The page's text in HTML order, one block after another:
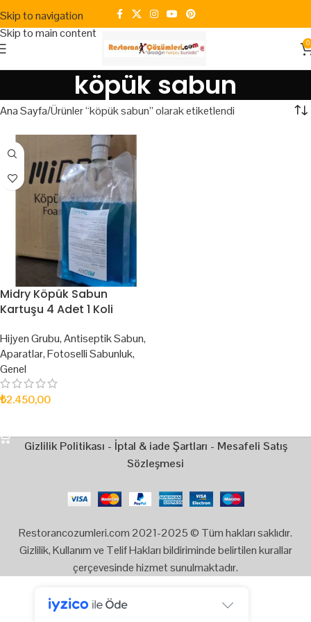
Skip to navigation
Skip to main content
0
köpük sabun
Ana Sayfa Ürünler “köpük sabun” olarak etiketlendi
Midry Köpük Sabun
Kartuşu 4 Adet 1 Koli
Hijyen Grubu,Antiseptik Sabun,
Aparatlar,Fotoselli Sabunluk,
Genel
₺2.450,00
Gizlilik Politikası - İptal & iade Şartları - Mesafeli Satış
Sözleşmesi
Restorancozumleri.com 2021-2025 © Tüm hakları saklıdır.
Gizlilik, Kullanım ve Telif Hakları bildiriminde belirtilen kurallar
çerçevesinde hizmet sunulmaktadır.